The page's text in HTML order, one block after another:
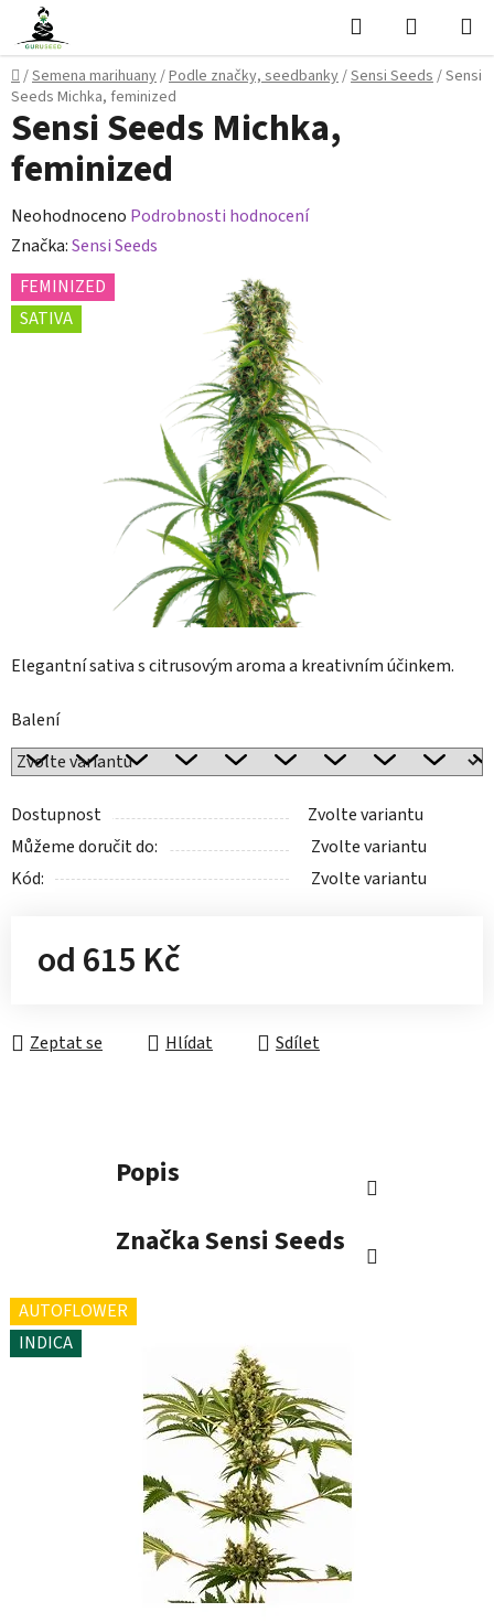
Přejít
obsah
Hledat
KOŠÍK
Domů
/Semena marihuany/Podle značky, seedbanky/Sensi Seeds/Sensi
Seeds Michka, feminized
Elegantní sativa s citrusovým aroma a kreativním účinkem.
Balení
Dostupnost
Zvolte variantu
Můžeme doručit do:
Zvolte variantu
Kód:
Zvolte variantu
od615 Kč
Zeptat se
Hlídat Sdílet
Sensi Seeds Michka,
feminized
Průměrné
hodnocení
produktu
je
0,0
Neohodnoceno Podrobnosti hodnocení
Značka:Sensi Seeds
FEMINIZED
SATIVA
Popis
ZnačkaSensi Seeds
AUTOFLOWER
INDICA